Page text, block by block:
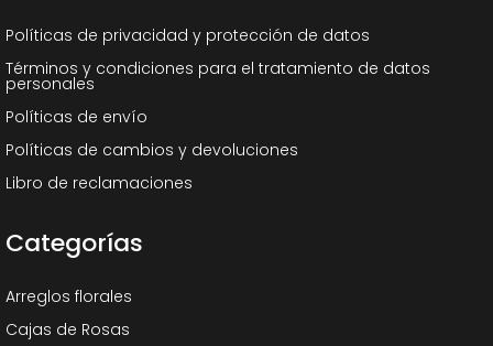
Políticas de privacidad y protección de datos
Términos y condiciones para el tratamiento de datos
personales
Políticas de envío
Políticas de cambios y devoluciones
Libro de reclamaciones
Categorías
Arreglos florales
Cajas de Rosas